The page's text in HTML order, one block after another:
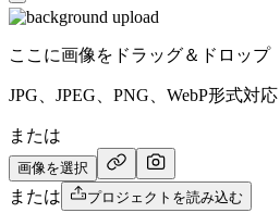
ここに画像をドラッグ＆ドロップ
JPG、JPEG、PNG、WebP形式対応
または
画像を選択
または プロジェクトを読み込む